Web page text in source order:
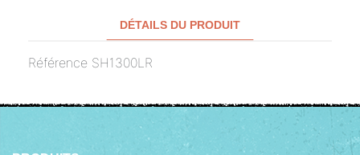
DÉTAILS DU PRODUIT
Référence SH1300LR